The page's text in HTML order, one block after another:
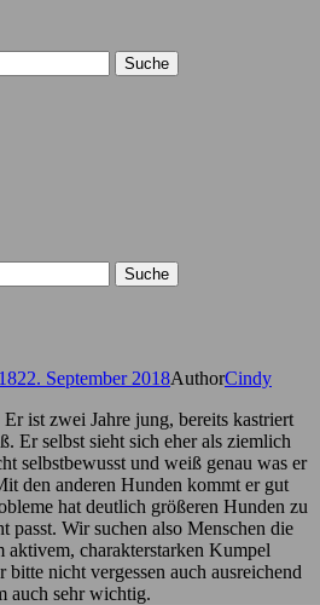
22. September 2018AuthorCindy
ist zwei Jahre jung, bereits kastriert
Er selbst sieht sich eher als ziemlich
selbstbewusst und weiß genau was er
den anderen Hunden kommt er gut
hat deutlich größeren Hunden zu
passt. Wir suchen also Menschen die
aktivem, charakterstarken Kumpel
nicht vergessen auch ausreichend
auch sehr wichtig.